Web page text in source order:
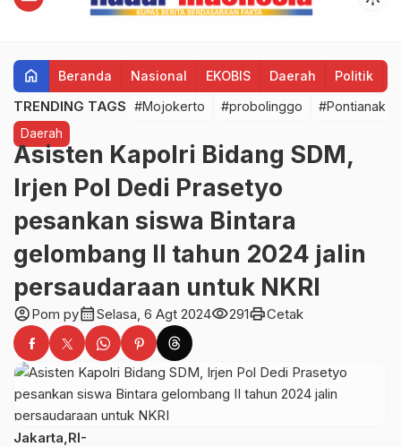
home Beranda Nasional EKOBIS Daerah Politik
TRENDING TAGS #Mojokerto #probolinggo #Pontianak
Daerah
Asisten Kapolri Bidang SDM,
Irjen Pol Dedi Prasetyo
pesankan siswa Bintara
gelombang II tahun 2024 jalin
persaudaraan untuk NKRI
account_circlePom pycalendar_monthSelasa, 6 Agt 2024visibility291printCetak
Jakarta,RI-